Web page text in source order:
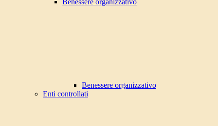
Benessere organizzativo
Benessere organizzativo
Enti controllati